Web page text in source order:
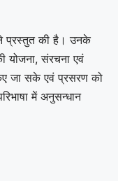
प्रस्तुत की है। उनके
योजना, संरचना एवं
जा सके एवं प्रसरण को
में अनुसन्धान